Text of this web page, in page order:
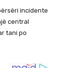
incidente
central
tani po